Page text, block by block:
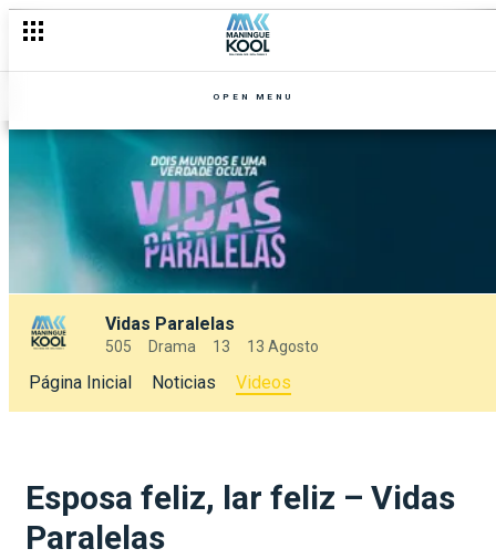
OPEN MENU
Vidas Paralelas
505 Drama 13 13 Agosto
Página Inicial Noticias Videos
Esposa feliz, lar feliz – Vidas
Paralelas